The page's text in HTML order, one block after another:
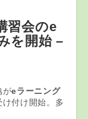
習会のe
を開始 –
がeラーニング
付け開始。多